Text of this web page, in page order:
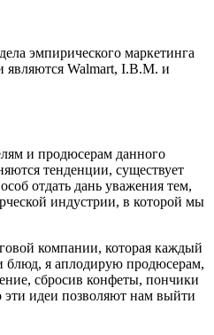
эмпирического маркетинга
Walmart, I.B.M. и
и продюсерам данного
тенденции, существует
отдать дань уважения тем,
индустрии, в которой мы
компании, которая каждый
блюд, я аплодирую продюсерам,
сбросив конфеты, пончики
идеи позволяют нам выйти